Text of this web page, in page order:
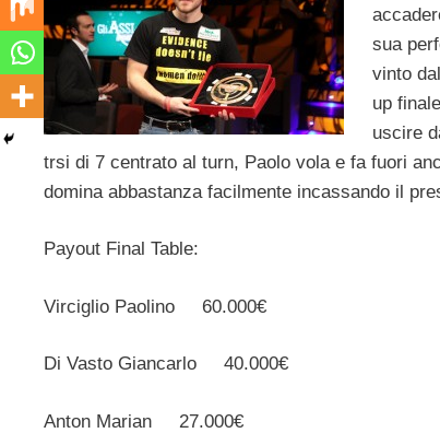
sua
vinto
up
uscire
trsi di 7 centrato al turn, Paolo vola e fa fuori
domina abbastanza facilmente incassando il
Payout Final Table:
Virciglio Paolino 60.000€
Di Vasto Giancarlo 40.000€
Anton Marian 27.000€